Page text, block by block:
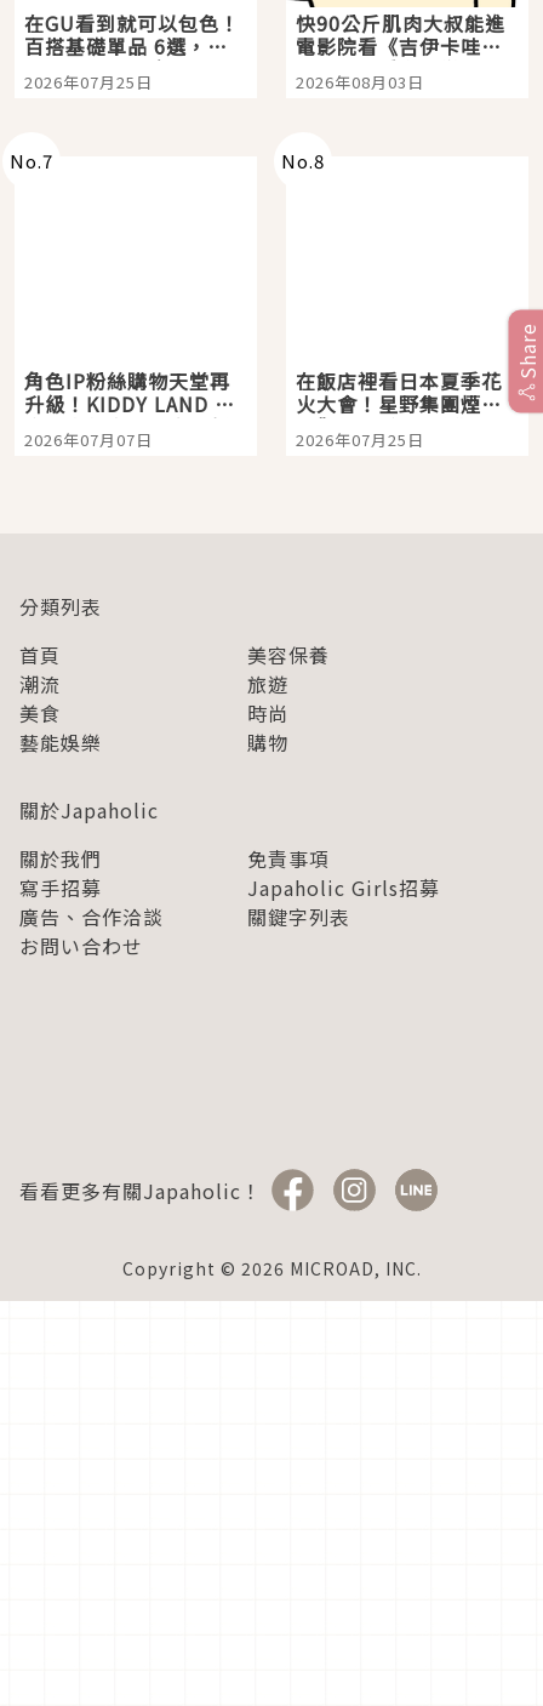
在GU看到就可以包色！
百搭基礎單品 6選，閉
眼全收也不心疼
2026年07月25日
快90公斤肌肉大叔能進
電影院看《吉伊卡哇》
嗎？日本重金屬樂團
「打首」會長與nagano
2026年08月03日
No.7
角色IP粉絲購物天堂再
升級！KIDDY LAND 原
宿店吉伊卡哇迎客，新
開幕 OMOKADO 店3分
2026年07月07日
No.8
在飯店裡看日本夏季花
火大會！星野集團煙火
景觀飯店6選，讓你不用
人擠人悠閒欣賞
2026年07月25日
Share
分類列表
首頁
美容保養
潮流
旅遊
美食
時尚
藝能娛樂
購物
關於Japaholic
關於我們
免責事項
寫手招募
Japaholic Girls招募
廣告、合作洽談
關鍵字列表
お問い合わせ
看看更多有關Japaholic！
Copyright © 2026 MICROAD, INC.